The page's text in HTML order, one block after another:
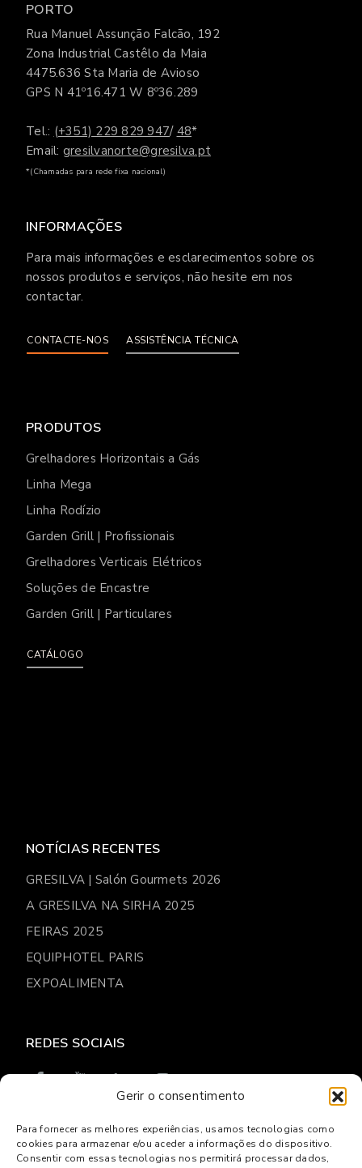
Gerir o consentimento
Para fornecer as melhores experiências, usamos tecnologias como
cookies para armazenar e/ou aceder a informações do dispositivo.
Consentir com essas tecnologias nos permitirá processar dados,
PORTO
Rua Manuel Assunção Falcão, 192
Zona Industrial Castêlo da Maia
4475.636 Sta Maria de Avioso
GPS N 41º16.471 W 8º36.289
Tel.: (+351) 229 829 947/ 48*
Email: gresilvanorte@gresilva.pt
*(Chamadas para rede fixa nacional)
INFORMAÇÕES
Para mais informações e esclarecimentos sobre os
nossos produtos e serviços, não hesite em nos
contactar.
CONTACTE-NOS ASSISTÊNCIA TÉCNICA
PRODUTOS
Grelhadores Horizontais a Gás
Linha Mega
Linha Rodízio
Garden Grill | Profissionais
Grelhadores Verticais Elétricos
Soluções de Encastre
Garden Grill | Particulares
CATÁLOGO
NOTÍCIAS RECENTES
GRESILVA | Salón Gourmets 2026
A GRESILVA NA SIRHA 2025
FEIRAS 2025
EQUIPHOTEL PARIS
EXPOALIMENTA
REDES SOCIAIS
© 2026Gresilva